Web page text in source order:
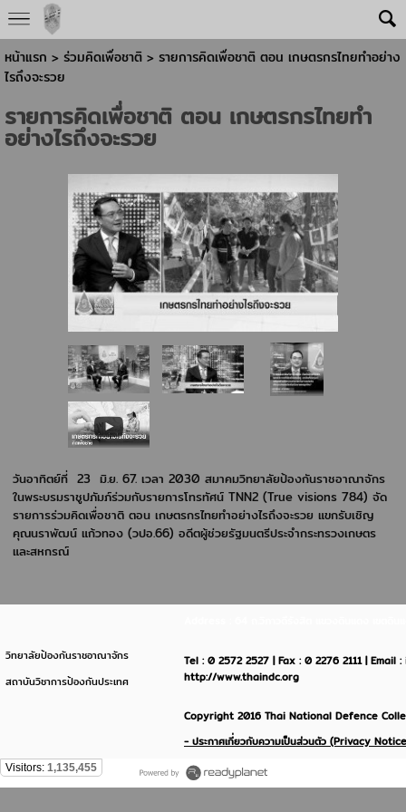
หน้าแรก > ร่วมคิดเพื่อชาติ > รายการคิดเพื่อชาติ ตอน เกษตรกรไทยทำอย่าง
ไรถึงจะรวย
รายการคิดเพื่อชาติ ตอน เกษตรกรไทยทำ
อย่างไรถึงจะรวย
วันอาทิตย์ที่ 23 มิ.ย. 67. เวลา 2030 สมาคมวิทยาลัยป้องกันราชอาณาจักร
ในพระบรมราชูปภัมภ์ร่วมกับรายการโทรทัศน์ TNN2 (True visions 784) จัด
รายการร่วมคิดเพื่อชาติ ตอน เกษตรกรไทยทำอย่างไรถึงจะรวย แขกรับเชิญ
คุณนราพัฒน์ แก้วทอง (วปอ.66) อดีตผู้ช่วยรัฐมนตรีประจำกระทรวงเกษตร
และสหกรณ์
วิทยาลัยป้องกันราชอาณาจักร
สถาบันวิชาการป้องกันประเทศ
Tel : 0 2572 2527 | Fax : 0 2276 2111 |
http://www.thaindc.org
Copyright 2016 Thai National Defence
- ประกาศเกี่ยวกับความเป็นส่วนตัว (Privacy
Visitors: 1,135,455